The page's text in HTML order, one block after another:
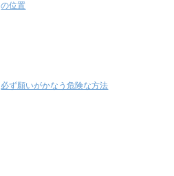
の位置
必ず願いがかなう危険な方法